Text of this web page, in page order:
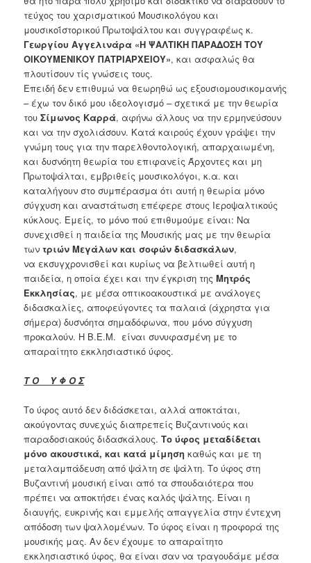
τεύχος του χαρισματικού Μουσικολόγου και
μουσικοΐστορικού Πρωτοψάλτου και συγγραφέως κ.
Γεωργίου Αγγελινάρα «Η ΨΑΛΤΙΚΗ ΠΑΡΑΔΟΣΗ ΤΟΥ
ΟΙΚΟΥΜΕΝΙΚΟΥ ΠΑΤΡΙΑΡΧΕΙΟΥ», και ασφαλώς θα
πλουτίσουν τίς γνώσεις τους.
Επειδή δεν επιθυμώ να θεωρηθώ ως εξουσιομουσικομανής
– έχω τον δικό μου ιδεολογισμό – σχετικά με την θεωρία
τουΣίμωνος Καρρά, αφήνω άλλους να την ερμηνεύσουν
και να την σχολιάσουν. Κατά καιρούς έχουν γράψει την
γνώμη τους για την παρελθοντολογική, απαρχαιωμένη,
και δυσνόητη θεωρία του επιφανείς Άρχοντες και μη
Πρωτοψάλται, εμβριθείς μουσικολόγοι, κ.α. και
καταλήγουν στο συμπέρασμα ότι αυτή η θεωρία μόνο
σύγχυση και αναστάτωση επέφερε στους Ιεροψαλτικούς
κύκλους. Εμείς, το μόνο πού επιθυμούμε είναι: Να
συνεχισθεί η παιδεία της Μουσικής μας με την θεωρία
τωντριών Μεγάλων και σοφών διδασκάλων,
να εκσυγχρονισθεί και κυρίως να βελτιωθεί αυτή η
παιδεία, η οποία έχει και την έγκριση τηςΜητρός
Εκκλησίας, με μέσα οπτικοακουστικά με ανάλογες
διδασκαλίες, αποφεύγοντες τα παλαιά (άχρηστα για
σήμερα) δυσνόητα σημαδόφωνα, που μόνο σύγχυση
προκαλούν. Η Β.Ε.Μ. είναι συνυφασμένη με το
απαραίτητο εκκλησιαστικό ύφος.
Τ Ο Υ Φ Ο Σ
Το ύφος αυτό δεν διδάσκεται, αλλά αποκτάται,
ακούγοντας συνεχώς διαπρεπείς Βυζαντινούς και
παραδοσιακούς διδασκάλους.Το ύφος μεταδίδεται
μόνο ακουστικά, και κατά μίμηση καθώς και με τη
μεταλαμπάδευση από ψάλτη σε ψάλτη. Το ύφος στη
Βυζαντινή μουσική είναι από τα σπουδαιότερα που
πρέπει να αποκτήσει ένας καλός ψάλτης. Είναι η
διαυγής, ευκρινής και εμμελής απαγγελία στην έντεχνη
απόδοση των ψαλλομένων. Το ύφος είναι η προφορά της
μουσικής μας. Αν δεν έχουμε το απαραίτητο
εκκλησιαστικό ύφος, θα είναι σαν να τραγουδάμε μέσα